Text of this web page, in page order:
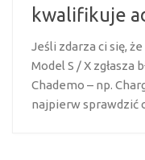
kwalifikuje
Jeśli zdarza ci się,
Model S / X zgłasza
Chademo – np.
najpierw sprawdzić